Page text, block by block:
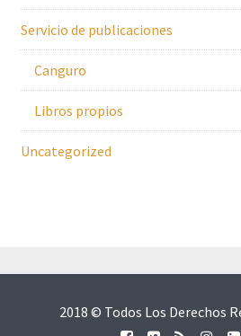
Servicio de publicaciones
Canguro
Libros propios
Uncategorized
2018 © Todos Los Derechos